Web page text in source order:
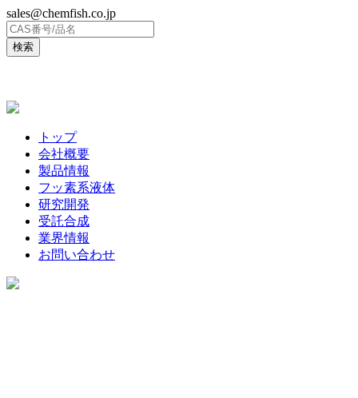
sales@chemfish.co.jp
トップ
会社概要
製品情報
フッ素系液体
研究開発
受託合成
業界情報
お問い合わせ